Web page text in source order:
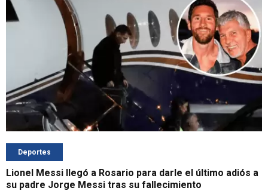
Deportes
Lionel Messi llegó a Rosario para darle el último adiós a
su padre Jorge Messi tras su fallecimiento